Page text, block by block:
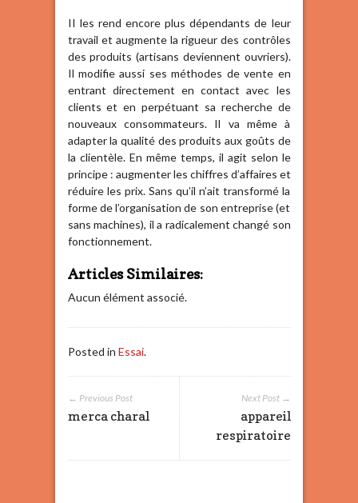
II les rend encore plus dépendants de leur
travail et augmente la rigueur des contrôles
des produits (artisans deviennent ouvriers).
Il modifie aussi ses méthodes de vente en
entrant directement en contact avec les
clients et en perpétuant sa recherche de
nouveaux consommateurs. Il va même à
adapter la qualité des produits aux goûts de
la clientèle. En même temps, il agit selon le
principe : augmenter les chiffres d’affaires et
réduire les prix. Sans qu’il n’ait transformé la
forme de l’organisation de son entreprise (et
sans machines), il a radicalement changé son
fonctionnement.
Articles Similaires:
Aucun élément associé.
Posted in Essai.
Next Post →
appareil
respiratoire
← Previous Post
merca charal